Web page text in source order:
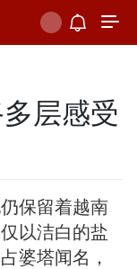
层感受
保留着越南
以洁白的盐
婆塔闻名，